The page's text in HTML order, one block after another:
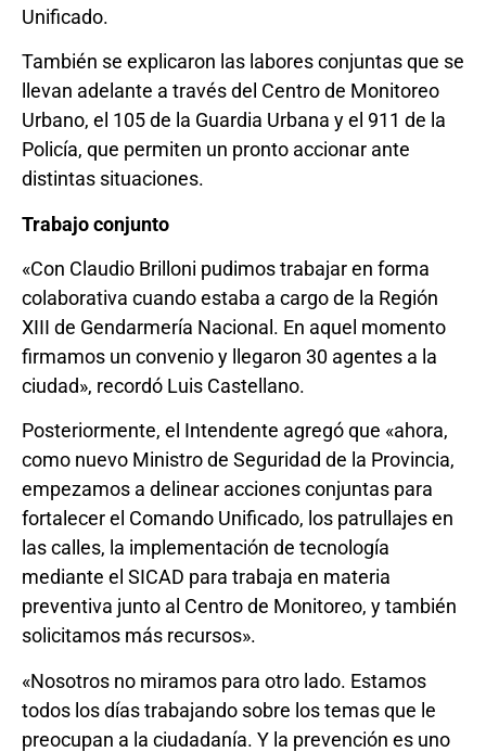
Unificado.
También se explicaron las labores conjuntas que se
llevan adelante a través del Centro de Monitoreo
Urbano, el 105 de la Guardia Urbana y el 911 de la
Policía, que permiten un pronto accionar ante
distintas situaciones.
Trabajo conjunto
«Con Claudio Brilloni pudimos trabajar en forma
colaborativa cuando estaba a cargo de la Región
XIII de Gendarmería Nacional. En aquel momento
firmamos un convenio y llegaron 30 agentes a la
ciudad», recordó Luis Castellano.
Posteriormente, el Intendente agregó que «ahora,
como nuevo Ministro de Seguridad de la Provincia,
empezamos a delinear acciones conjuntas para
fortalecer el Comando Unificado, los patrullajes en
las calles, la implementación de tecnología
mediante el SICAD para trabaja en materia
preventiva junto al Centro de Monitoreo, y también
solicitamos más recursos».
«Nosotros no miramos para otro lado. Estamos
todos los días trabajando sobre los temas que le
preocupan a la ciudadanía. Y la prevención es uno